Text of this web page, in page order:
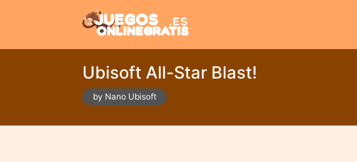
Ubisoft All-Star Blast!
by Nano Ubisoft